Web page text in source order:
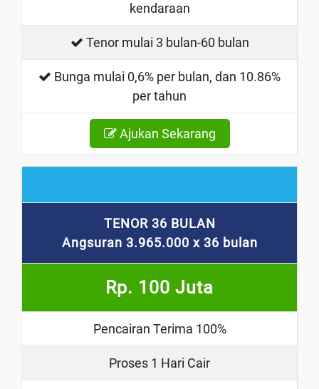
kendaraan
Tenor mulai 3 bulan-60 bulan
Bunga mulai 0,6% per bulan, dan 10.86%
per tahun
Ajukan Sekarang
TENOR 36 BULAN
Angsuran 3.965.000 x 36 bulan
Rp. 100 Juta
Pencairan Terima 100%
Proses 1 Hari Cair